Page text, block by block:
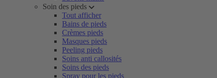
Soin des pieds
Tout afficher
Bains de pieds
Crèmes pieds
Masques pieds
Peeling pieds
Soins anti callosités
Soins des pieds
Spray pour les pieds